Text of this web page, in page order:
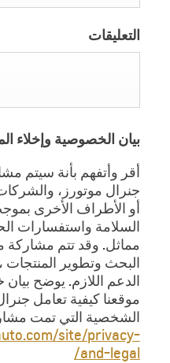
التعليقات
بيان الخصوصية وإخلاء
أقر وأتفهم بأنة سيتم
جنرال موتورز، والشركات
أو الأطراف الأخرى
السلامة واستفسارات
مماثل. وقد تتم مشاركة
البحث وتطوير المنتجات ،
الدعم اللازم. يوضح
موقعنا كيفية تعامل
الشخصية التي تمت
site/privacy-
and-legal/